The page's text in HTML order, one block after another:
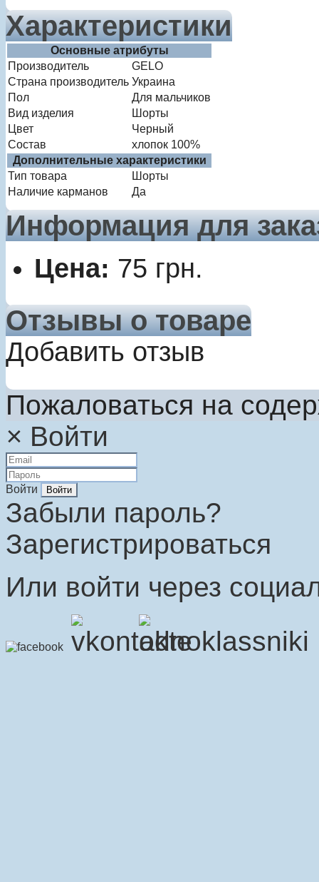
Характеристики
Основные атрибуты
Производитель
GELO
Страна производитель Украина
Пол
Для мальчиков
Вид изделия
Шорты
Цвет
Черный
Состав
хлопок 100%
Дополнительные характеристики
Тип товара
Шорты
Наличие карманов
Да
Информация для
Цена: 75 грн.
Отзывы о товаре
Добавить отзыв
Пожаловаться на
× Войти
Войти
Забыли пароль?
Зарегистрироваться
Или войти через